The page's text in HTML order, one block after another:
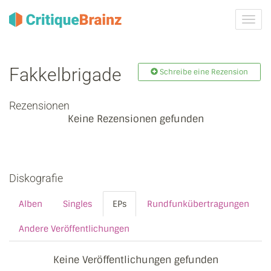
ein-/
Fakkelbrigade Schreibe eine Rezension
Rezensionen
Keine Rezensionen gefunden
Diskografie
Alben Singles EPs Rundfunkübertragungen
Andere Veröffentlichungen
Keine Veröffentlichungen gefunden